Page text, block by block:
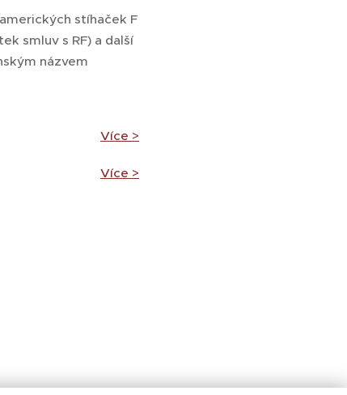
stíhaček F
smluv s RF) a další
názvem
Více >
Více >